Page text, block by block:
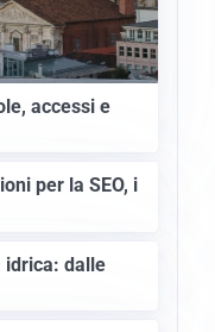
accessi e
per la SEO, i
idrica: dalle